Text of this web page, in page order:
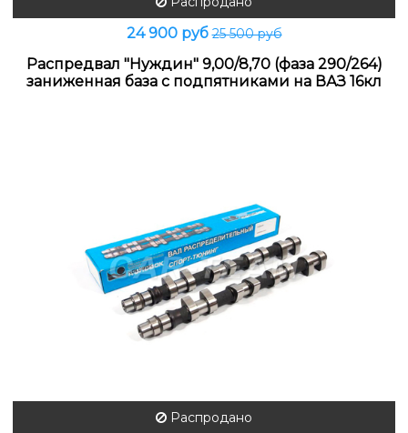
24 900 руб25 500 руб
Распредвал "Нуждин" 9,00/8,70 (фаза 290/264)
заниженная база с подпятниками на ВАЗ 16кл
Распродано